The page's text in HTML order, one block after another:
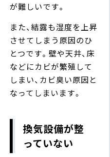
が難しいです。
また、結露も湿度を上昇
させてしまう原因のひ
とつです。壁や天井、床
などにカビが繁殖して
しまい、カビ臭い原因と
なってしまいます。
換気設備が整
っていない